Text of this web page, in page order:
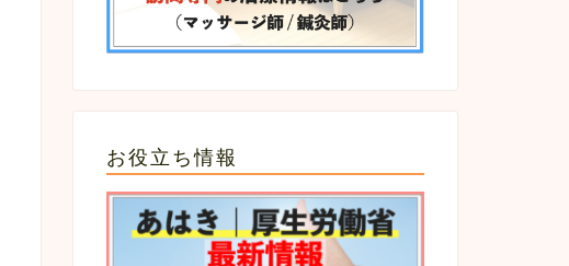
お役立ち情報